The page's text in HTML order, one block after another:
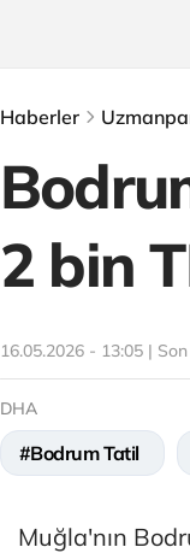
Haberler
2 bin
16.05.2026 - 13:05 |
DHA
#Bodrum Tatil
Muğla'nın